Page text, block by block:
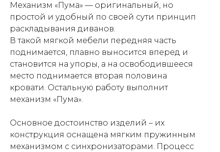
Механизм «Пума» — оригинальный, но
простой и удобный по своей сути принцип
раскладывания диванов.
В такой мягкой мебели передняя часть
поднимается, плавно выносится вперед и
становится на упоры, а на освободившееся
место поднимается вторая половина
кровати. Остальную работу выполнит
механизм «Пума».
Основное достоинство изделий – их
конструкция оснащена мягким пружинным
механизмом с синхронизаторами. Процесс